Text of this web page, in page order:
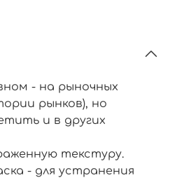
- на рыночных
рынков), но
и в других
текстуру.
- для устранения